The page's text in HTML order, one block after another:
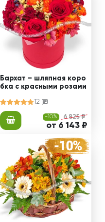
Бархат – шляпная коро
бка с красными розами
12
-10% 6 825 ₽
от 6 143 ₽